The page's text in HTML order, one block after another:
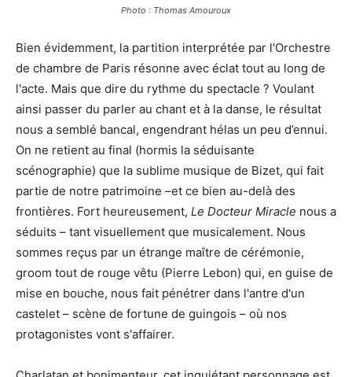
Photo : Thomas Amouroux
Bien évidemment, la partition interprétée par l'Orchestre
de chambre de Paris résonne avec éclat tout au long de
l'acte. Mais que dire du rythme du spectacle ? Voulant
ainsi passer du parler au chant et à la danse, le résultat
nous a semblé bancal, engendrant hélas un peu d’ennui.
On ne retient au final (hormis la séduisante
scénographie) que la sublime musique de Bizet, qui fait
partie de notre patrimoine –et ce bien au-delà des
frontières. Fort heureusement, Le Docteur Miracle nous a
séduits – tant visuellement que musicalement. Nous
sommes reçus par un étrange maître de cérémonie,
groom tout de rouge vêtu (Pierre Lebon) qui, en guise de
mise en bouche, nous fait pénétrer dans l'antre d'un
castelet – scène de fortune de guingois – où nos
protagonistes vont s'affairer.